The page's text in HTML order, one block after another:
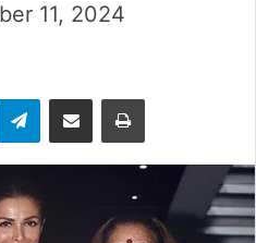
11, 2024
TelegramShare via Email Print